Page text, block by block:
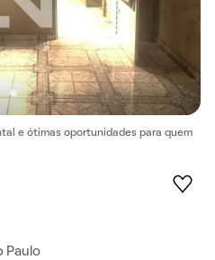
e ótimas oportunidades para quem
Paulo